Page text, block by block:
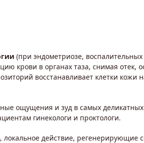
(при эндометриозе,
крови в органах таза, снимая
восстанавливает клетки
ощущения и зуд в самых
гинекологи и проктологи.
действие, регенерирующие